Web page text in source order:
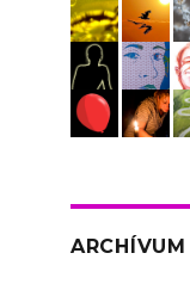
ARCHÍVUM